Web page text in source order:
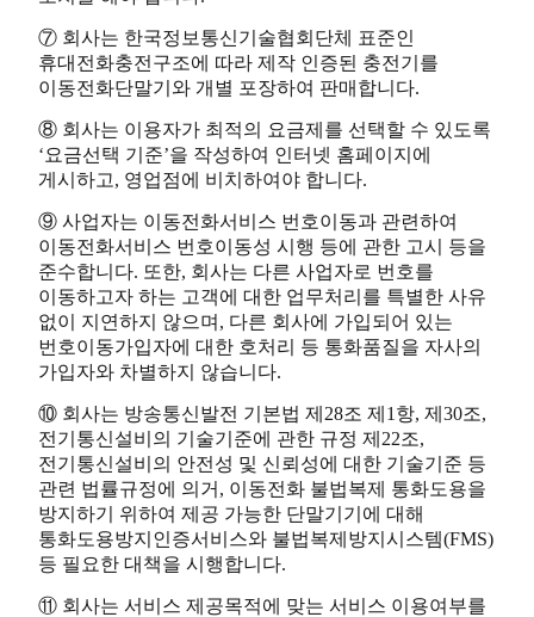
⑦ 회사는 한국정보통신기술협회단체 표준인
휴대전화충전구조에 따라 제작 인증된 충전기를
이동전화단말기와 개별 포장하여 판매합니다.
⑧ 회사는 이용자가 최적의 요금제를 선택할 수 있도록
‘요금선택 기준’을 작성하여 인터넷 홈페이지에
게시하고, 영업점에 비치하여야 합니다.
⑨ 사업자는 이동전화서비스 번호이동과 관련하여
이동전화서비스 번호이동성 시행 등에 관한 고시 등을
준수합니다. 또한, 회사는 다른 사업자로 번호를
이동하고자 하는 고객에 대한 업무처리를 특별한 사유
없이 지연하지 않으며, 다른 회사에 가입되어 있는
번호이동가입자에 대한 호처리 등 통화품질을 자사의
가입자와 차별하지 않습니다.
⑩ 회사는 방송통신발전 기본법 제28조 제1항, 제30조,
전기통신설비의 기술기준에 관한 규정 제22조,
전기통신설비의 안전성 및 신뢰성에 대한 기술기준 등
관련 법률규정에 의거, 이동전화 불법복제 통화도용을
방지하기 위하여 제공 가능한 단말기기에 대해
통화도용방지인증서비스와 불법복제방지시스템(FMS)
등 필요한 대책을 시행합니다.
⑪ 회사는 서비스 제공목적에 맞는 서비스 이용여부를